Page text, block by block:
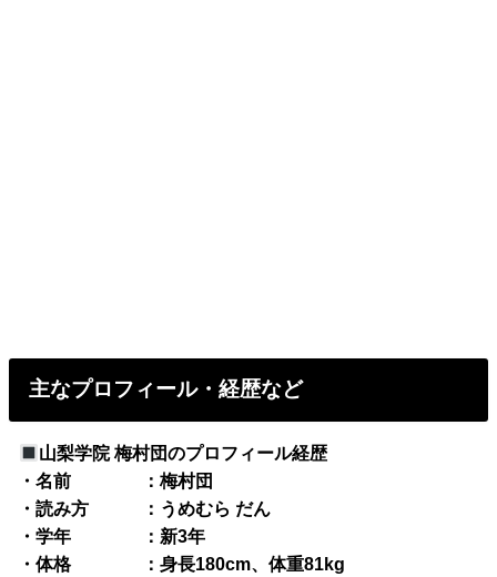
主なプロフィール・経歴など
山梨学院 梅村団のプロフィール経歴
・名前 ：梅村団
・読み方 ：うめむら だん
・学年 ：新3年
・体格 ：身長180cm、体重81kg